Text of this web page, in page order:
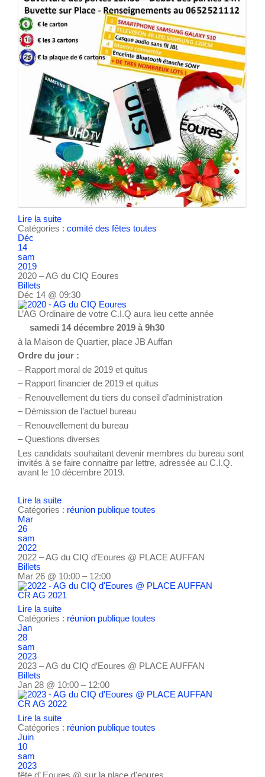
Lire la suite
Catégories : comité des fêtes toutes
Déc
14
sam
2019
2020 – AG du CIQ Eoures
Billets
Déc 14 @ 09:30
L’AG Ordinaire de votre C.I.Q aura lieu cette année
samedi 14 décembre 2019 à 9h30
à la Maison de Quartier, place JB Auffan
Ordre du jour :
– Rapport moral de 2019 et quitus
– Rapport financier de 2019 et quitus
– Renouvellement du tiers du conseil d’administration
– Démission de l’actuel bureau
– Renouvellement du bureau
– Questions diverses
Les candidats souhaitant devenir membres du bureau sont
invités à se faire connaitre par lettre, adressée au C.I.Q.
avant le 10 décembre 2019.
Lire la suite
Catégories : réunion publique toutes
Mar
26
sam
2022
2022 – AG du CIQ d’Eoures @ PLACE AUFFAN
Billets
Mar 26 @ 10:00 – 12:00
CR AG 2021
Lire la suite
Catégories : réunion publique toutes
Jan
28
sam
2023
2023 – AG du CIQ d’Eoures @ PLACE AUFFAN
Billets
Jan 28 @ 10:00 – 12:00
CR AG 2022
Lire la suite
Catégories : réunion publique toutes
Juin
10
sam
2023
fête d’ Eoures @ sur la place d'eoures